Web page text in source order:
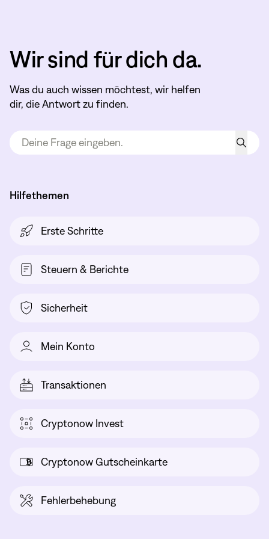
Wir sind für dich da.
Was du auch wissen möchtest, wir helfen
dir, die Antwort zu finden.
Hilfethemen
Erste Schritte
Steuern & Berichte
Sicherheit
Mein Konto
Transaktionen
Cryptonow Invest
Cryptonow Gutscheinkarte
Fehlerbehebung